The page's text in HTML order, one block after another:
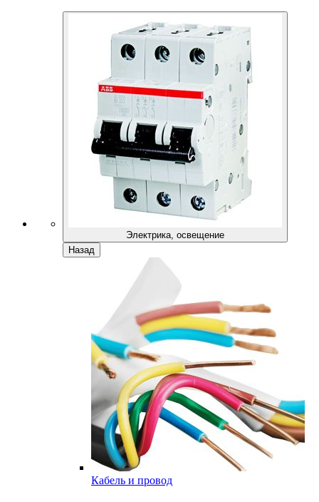
Электрика, освещение
Назад
Кабель и провод